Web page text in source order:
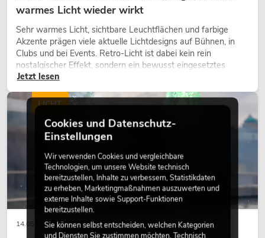
warmes Licht wieder wirkt
Sehr warmes Licht, sichtbare Leuchtflächen und farbige
Akzente prägen viele aktuelle Lichtdesigns auf Bühnen, in
Clubs und bei Events. Retro-Licht ist dabei kein rein
nostalgischer Effekt, sondern ein bewusst eingesetztes
Gestaltungsmittel: Es schafft Atmosphäre, gibt Szenen
wirken lassen.
Jetzt lesen
14.05.2026
LICHT
Cookies und Datenschutz-
Einstellungen
Wir verwenden Cookies und vergleichbare
Technologien, um unsere Website technisch
bereitzustellen, Inhalte zu verbessern, Statistikdaten
zu erheben, Marketingmaßnahmen auszuwerten und
externe Inhalte sowie Support-Funktionen
bereitzustellen.
Sie können selbst entscheiden, welchen Kategorien
und Diensten Sie zustimmen möchten. Technisch